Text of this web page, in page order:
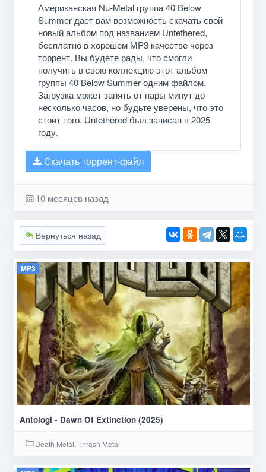
Американская Nu-Metal группа 40 Below
Summer дает вам возможность скачать свой
новый альбом под названием Untethered,
бесплатно в хорошем MP3 качестве через
торрент. Вы будете рады, что смогли
получить в свою коллекцию этот альбом
группы 40 Below Summer одним файлом.
Загрузка может занять от пары минут до
несколько часов, но будьте уверены, что это
стоит того. Untethered был записан в 2025
году.
Скачать торрент-файл
10 месяцев назад
Вернуться назад
MP3
Antologi - Dawn Of Extinction (2025)
Death Metal, Thrash Metal